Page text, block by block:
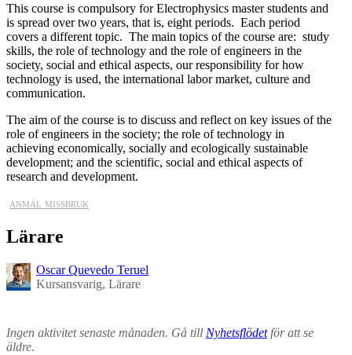
This course is compulsory for Electrophysics master students and
is spread over two years, that is, eight periods. Each period
covers a different topic. The main topics of the course are: study
skills, the role of technology and the role of engineers in the
society, social and ethical aspects, our responsibility for how
technology is used, the international labor market, culture and
communication.
The aim of the course is to discuss and reflect on key issues of the
role of engineers in the society; the role of technology in
achieving economically, socially and ecologically sustainable
development; and the scientific, social and ethical aspects of
research and development.
anmäl missbruk
Lärare
Oscar Quevedo Teruel
Kursansvarig, Lärare
Ingen aktivitet senaste månaden. Gå till Nyhetsflödetför att se
äldre.